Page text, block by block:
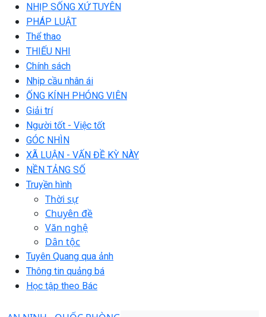
NHỊP SỐNG XỨ TUYÊN
PHÁP LUẬT
Thể thao
THIẾU NHI
Chính sách
Nhịp cầu nhân ái
ỐNG KÍNH PHÓNG VIÊN
Giải trí
Người tốt - Việc tốt
GÓC NHÌN
XÃ LUẬN - VẤN ĐỀ KỲ NÀY
NỀN TẢNG SỐ
Truyền hình
Thời sự
Chuyên đề
Văn nghệ
Dân tộc
Tuyên Quang qua ảnh
Thông tin quảng bá
Học tập theo Bác